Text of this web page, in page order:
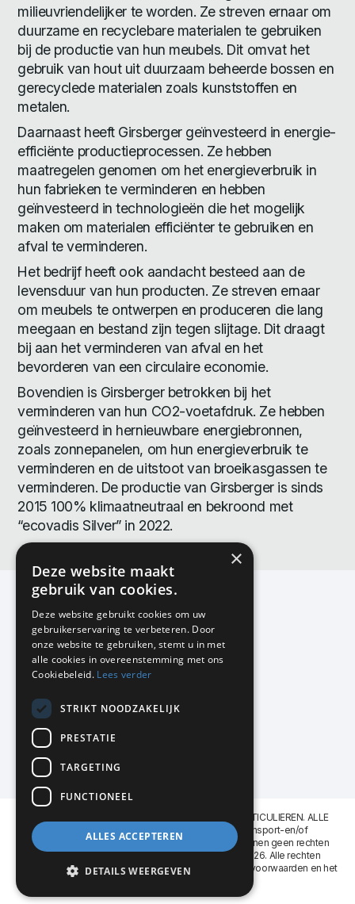
milieuvriendelijker te worden. Ze streven ernaar om
duurzame en recyclebare materialen te gebruiken
bij de productie van hun meubels. Dit omvat het
gebruik van hout uit duurzaam beheerde bossen en
gerecyclede materialen zoals kunststoffen en
metalen.
Daarnaast heeft Girsberger geïnvesteerd in energie-
efficiënte productieprocessen. Ze hebben
maatregelen genomen om het energieverbruik in
hun fabrieken te verminderen en hebben
geïnvesteerd in technologieën die het mogelijk
maken om materialen efficiënter te gebruiken en
afval te verminderen.
Het bedrijf heeft ook aandacht besteed aan de
levensduur van hun producten. Ze streven ernaar
om meubels te ontwerpen en produceren die lang
meegaan en bestand zijn tegen slijtage. Dit draagt
bij aan het verminderen van afval en het
bevorderen van een circulaire economie.
Bovendien is Girsberger betrokken bij het
verminderen van hun CO2-voetafdruk. Ze hebben
geïnvesteerd in hernieuwbare energiebronnen,
zoals zonnepanelen, om hun energieverbruik te
verminderen en de uitstoot van broeikasgassen te
verminderen. De productie van Girsberger is sinds
2015 100% klimaatneutraal en bekroond met
“ecovadis Silver” in 2022.
KMP Kantoormeubilair
Airport Business Park
Frankfurtstraat 29-31
1175 RH Lijnden
020-617 01 26
info@kmpkantoormeubilair.nl
Facebook
Instagram
KMP Kantoormeubilair levert aan BEDRIJVEN en PARTICULIEREN. ALLE
GENOEMDE PRIJZEN ZIJN EXCL. 21% B.T.W. Transport-en/of
Montagekosten op aanvraag. Aan deze website kunnen geen rechten
worden ontleend. KMP Kantoormeubilair VOF © 2026. Alle rechten
voorbehouden. Lees voor gebruik graag de
leveringsvoorwaarden en het
×
Deze website maakt
gebruik van cookies.
Deze website gebruikt cookies om uw
gebruikerservaring te verbeteren. Door
onze website te gebruiken, stemt u in met
alle cookies in overeenstemming met ons
Cookiebeleid. Lees verder
STRIKT NOODZAKELIJK
PRESTATIE
TARGETING
FUNCTIONEEL
ALLES ACCEPTEREN
DETAILS WEERGEVEN